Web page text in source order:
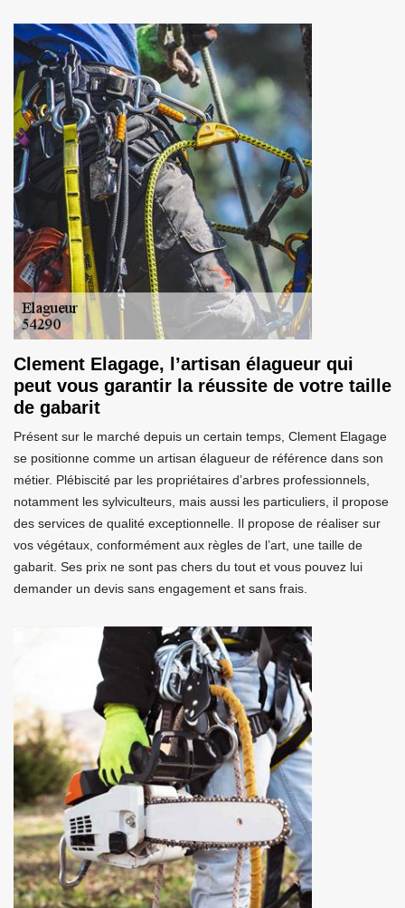
Clement Elagage, l’artisan élagueur qui
peut vous garantir la réussite de votre taille
de gabarit
Présent sur le marché depuis un certain temps, Clement Elagage
se positionne comme un artisan élagueur de référence dans son
métier. Plébiscité par les propriétaires d’arbres professionnels,
notamment les sylviculteurs, mais aussi les particuliers, il propose
des services de qualité exceptionnelle. Il propose de réaliser sur
vos végétaux, conformément aux règles de l’art, une taille de
gabarit. Ses prix ne sont pas chers du tout et vous pouvez lui
demander un devis sans engagement et sans frais.